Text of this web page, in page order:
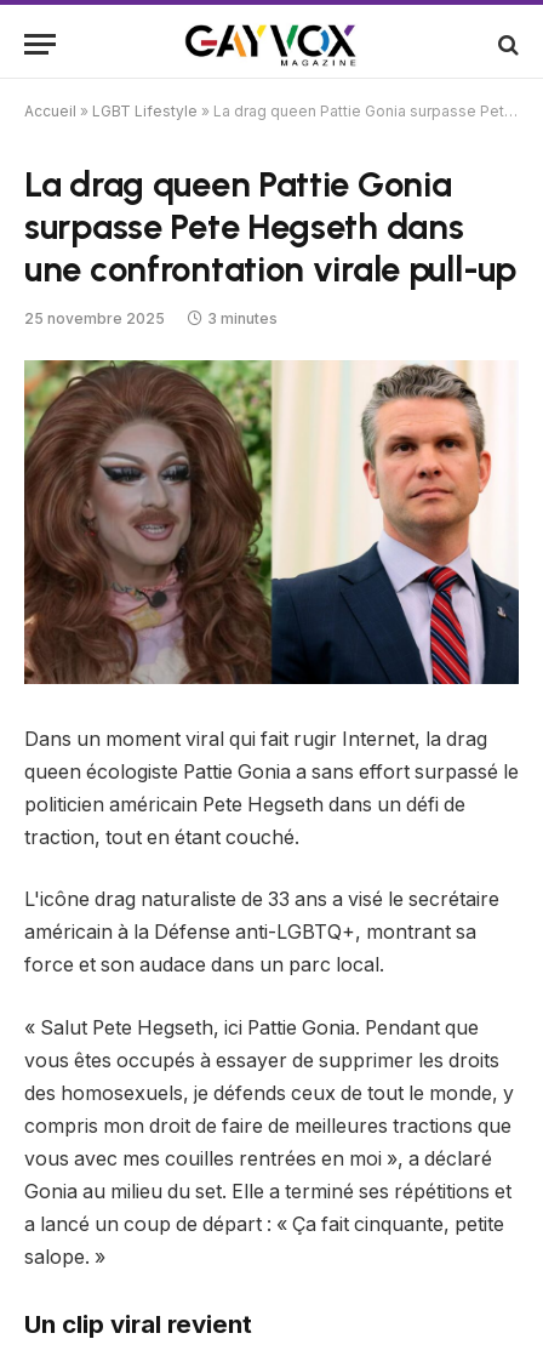
Accueil » LGBT Lifestyle » La drag queen Pattie Gonia surpasse Pete Hegseth dans une confrontation virale pull-up
La drag queen Pattie Gonia
surpasse Pete Hegseth dans
une confrontation virale pull-up
25 novembre 2025 3 minutes
Dans un moment viral qui fait rugir Internet, la drag
queen écologiste Pattie Gonia a sans effort surpassé le
politicien américain Pete Hegseth dans un défi de
traction, tout en étant couché.
L'icône drag naturaliste de 33 ans a visé le secrétaire
américain à la Défense anti-LGBTQ+, montrant sa
force et son audace dans un parc local.
« Salut Pete Hegseth, ici Pattie Gonia. Pendant que
vous êtes occupés à essayer de supprimer les droits
des homosexuels, je défends ceux de tout le monde, y
compris mon droit de faire de meilleures tractions que
vous avec mes couilles rentrées en moi », a déclaré
Gonia au milieu du set. Elle a terminé ses répétitions et
a lancé un coup de départ : « Ça fait cinquante, petite
salope. »
Un clip viral revient